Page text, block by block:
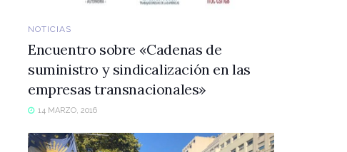
NOTICIAS
Encuentro sobre «Cadenas de
suministro y sindicalización en las
empresas transnacionales»
14 MARZO, 2016